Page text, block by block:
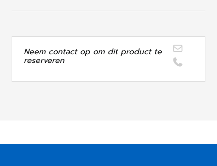
Neem contact op om dit product te
reserveren